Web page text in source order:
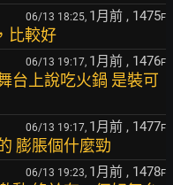
06/13 18:25, 1月前 , 1475F
比較好
06/13 19:17, 1月前 , 1476F
台上說吃火鍋 是裝可
06/13 19:17, 1月前 , 1477F
膨脹個什麼勁
06/13 19:23, 1月前 , 1478F